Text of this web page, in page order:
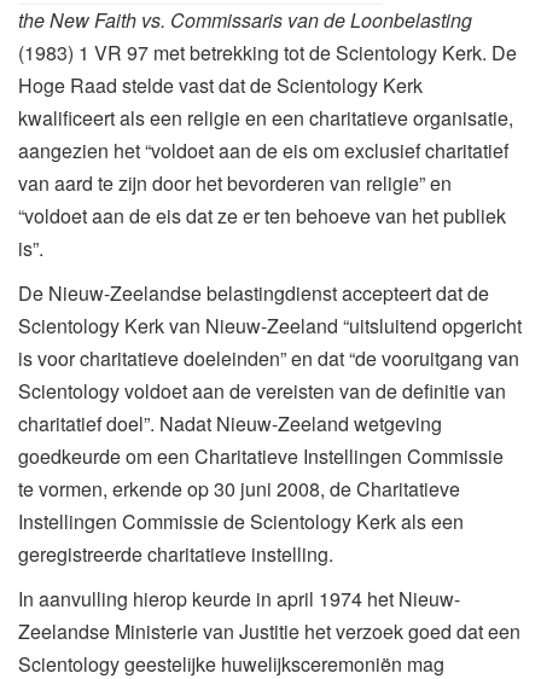
the New Faith vs. Commissaris van de Loonbelasting
(1983) 1 VR 97 met betrekking tot de Scientology Kerk. De
Hoge Raad stelde vast dat de Scientology Kerk
kwalificeert als een religie en een charitatieve organisatie,
aangezien het “voldoet aan de eis om exclusief charitatief
van aard te zijn door het bevorderen van religie” en
“voldoet aan de eis dat ze er ten behoeve van het publiek
is”.
De Nieuw-Zeelandse belastingdienst accepteert dat de
Scientology Kerk van Nieuw-Zeeland “uitsluitend opgericht
is voor charitatieve doeleinden” en dat “de vooruitgang van
Scientology voldoet aan de vereisten van de definitie van
charitatief doel”. Nadat Nieuw-Zeeland wetgeving
goedkeurde om een Charitatieve Instellingen Commissie
te vormen, erkende op 30 juni 2008, de Charitatieve
Instellingen Commissie de Scientology Kerk als een
geregistreerde charitatieve instelling.
In aanvulling hierop keurde in april 1974 het Nieuw-
Zeelandse Ministerie van Justitie het verzoek goed dat een
Scientology geestelijke huwelijksceremoniën mag